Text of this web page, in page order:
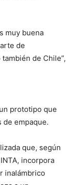
muy buena
de
de Chile”,
prototipo que
de empaque.
que, según
incorpora
inalámbrico